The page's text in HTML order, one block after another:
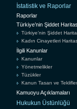
İstatistik ve Raporlar
Raporlar
Türkiye’nin Şiddet
Türkiye’nin Şiddet
Kadın Cinayetleri
İlgili Kanunlar
Kanunlar
Yönetmelikler
Tüzükler
Kanun Tasarı ve
Kamuoyu Açıklamaları
Hukukun Üstünlüğü